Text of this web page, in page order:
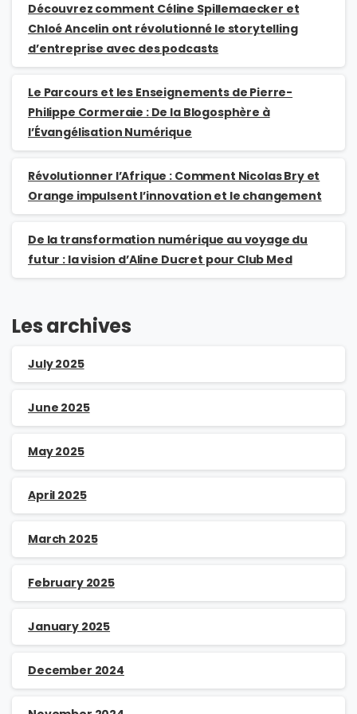
Découvrez comment Céline Spillemaecker et
Chloé Ancelin ont révolutionné le storytelling
d’entreprise avec des podcasts
Le Parcours et les Enseignements de Pierre-
Philippe Cormeraie : De la Blogosphère à
l’Évangélisation Numérique
Révolutionner l’Afrique : Comment Nicolas Bry et
Orange impulsent l’innovation et le changement
De la transformation numérique au voyage du
futur : la vision d’Aline Ducret pour Club Med
Les archives
July 2025
June 2025
May 2025
April 2025
March 2025
February 2025
January 2025
December 2024